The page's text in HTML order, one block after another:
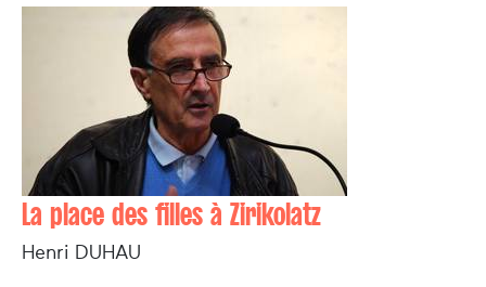
La place des filles à Zirikolatz
Henri DUHAU